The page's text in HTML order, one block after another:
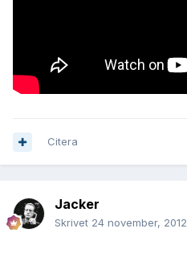
Citera
Jacker
Skrivet 24 november, 2012